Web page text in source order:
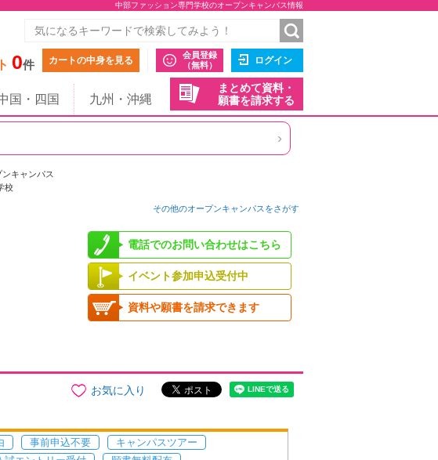
中部ファッション専門学校のオープンキャンパス情報
0件 カートの中身を見る
会員登録
（無料）
ログイン
まとめて資料・
願書を請求する
国・四国 九州・沖縄
›
ンキャンパス
校
その他のオープンキャンパスをさがす
電話でのお問い合わせはこちら
イベント参加申込受付中
資料や願書を請求できます
お気に入り
事前申込不要
キャンパスツアー